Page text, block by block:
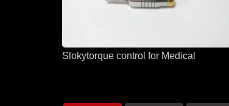
Slokytorque control for Medical